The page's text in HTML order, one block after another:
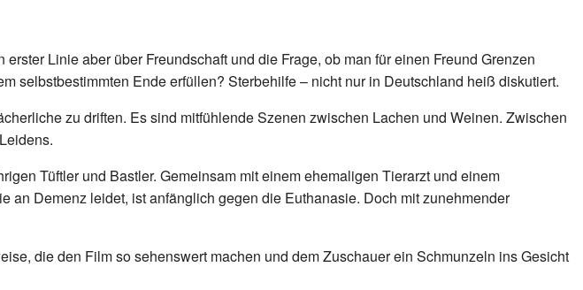
Linie aber über Freundschaft und die Frage, ob man für einen Freund Grenzen
selbstbestimmten Ende erfüllen? Sterbehilfe – nicht nur in Deutschland heiß diskutiert.
zu driften. Es sind mitfühlende Szenen zwischen Lachen und Weinen. Zwischen
Tüftler und Bastler. Gemeinsam mit einem ehemaligen Tierarzt und einem
Demenz leidet, ist anfänglich gegen die Euthanasie. Doch mit zunehmender
die den Film so sehenswert machen und dem Zuschauer ein Schmunzeln ins Gesicht